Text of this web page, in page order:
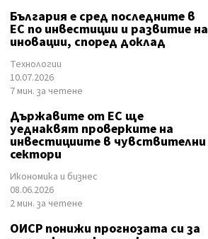
България е сред последните в
ЕС по инвестиции и развитие на
иновации, според доклад
Технологии
10.07.2026
7 мин. за четене
Държавите от ЕС ще
уеднаквят проверките на
инвестициите в чувствителни
сектори
Икономика и бизнес
08.06.2026
2 мин. за четене
ОИСР понижи прогнозата си за